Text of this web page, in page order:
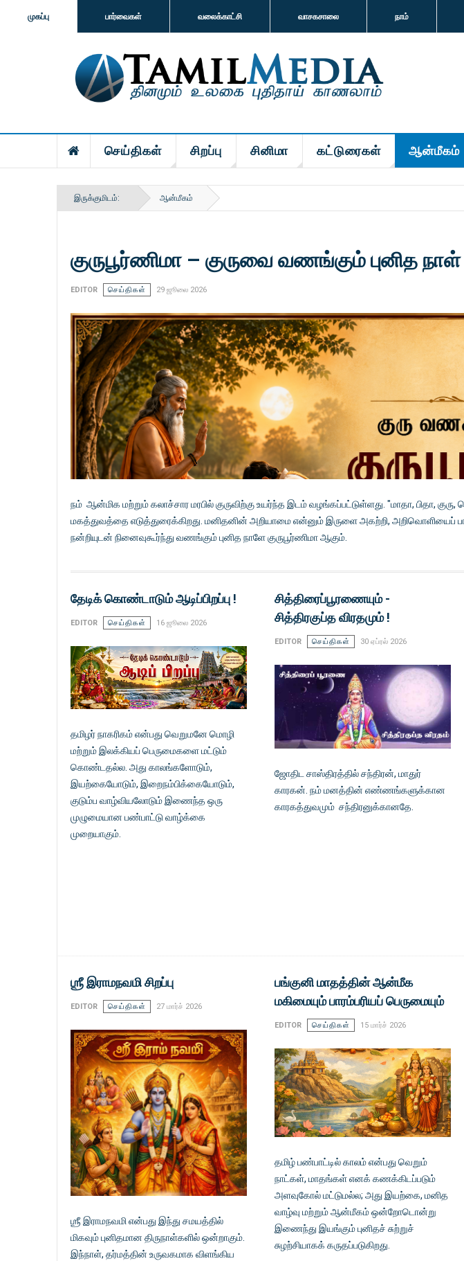
முகப்பு பார்வைகள் வலைக்காட்சி வாசகசாலை நாம்
செய்திகள் சிறப்பு சினிமா கட்டுரைகள் ஆன்மீகம்
இருக்குமிடம்: ஆன்மீகம்
குருபூர்ணிமா – குருவை வணங்கும் புனித நாள்
EDITOR செய்திகள் 29 ஜூலை 2026
நம் ஆன்மிக மற்றும் கலாச்சார மரபில் குருவிற்கு உயர்ந்த இடம் வழங்கப்பட்டுள்ளது. "மாதா, பிதா,
மகத்துவத்தை எடுத்துரைக்கிறது. மனிதனின் அறியாமை என்னும் இருளை அகற்றி, அறிவொளியைப்
நன்றியுடன் நினைவுகூர்ந்து வணங்கும் புனித நாளே குருபூர்ணிமா ஆகும்.
தேடிக் கொண்டாடும் ஆடிப்பிறப்பு !
EDITOR செய்திகள் 16 ஜூலை 2026
தமிழர் நாகரிகம் என்பது வெறுமனே மொழி
மற்றும் இலக்கியப் பெருமைகளை மட்டும்
கொண்டதல்ல. அது காலங்களோடும்,
இயற்கையோடும், இறைநம்பிக்கையோடும்,
குடும்ப வாழ்வியலோடும் இணைந்த ஒரு
முழுமையான பண்பாட்டு வாழ்க்கை
முறையாகும்.
சித்திரைப்பூரணையும் -
சித்திரகுப்த விரதமும் !
EDITOR செய்திகள் 30 ஏப்ரல் 2026
ஜோதிட சாஸ்திரத்தில் சந்திரன், மாதுர்
காரகன். நம் மனத்தின் எண்ணங்களுக்கான
காரகத்துவமும் சந்திரனுக்கானதே.
ஶ்ரீ இராமநவமி சிறப்பு
EDITOR செய்திகள் 27 மார்ச் 2026
ஶ்ரீ இராமநவமி என்பது இந்து சமயத்தில்
மிகவும் புனிதமான திருநாள்களில் ஒன்றாகும்.
இந்நாள், தர்மத்தின் உருவகமாக விளங்கிய
பங்குனி மாதத்தின் ஆன்மீக
மகிமையும் பாரம்பரியப் பெருமையும்
EDITOR செய்திகள் 15 மார்ச் 2026
தமிழ் பண்பாட்டில் காலம் என்பது வெறும்
நாட்கள், மாதங்கள் எனக் கணக்கிடப்படும்
அளவுகோல் மட்டுமல்ல; அது இயற்கை, மனித
வாழ்வு மற்றும் ஆன்மீகம் ஒன்றோடொன்று
இணைந்து இயங்கும் புனிதச் சுற்றுச்
சுழற்சியாகக் கருதப்படுகிறது.